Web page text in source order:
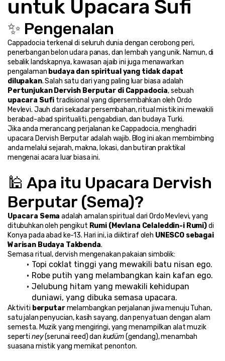
untuk Upacara Sufi
✨ Pengenalan
Cappadocia terkenal di seluruh dunia dengan cerobong peri,
penerbangan belon udara panas, dan lembah yang unik. Namun, di
sebalik landskapnya, kawasan ajaib ini juga menawarkan
pengalaman budaya dan spiritual yang tidak dapat
dilupakan
Pertunjukan Dervish Berputar di Cappadocia
upacara Sufi tradisional yang dipersembahkan oleh Ordo
Mevlevi. Jauh dari sekadar persembahan, ritual mistik ini mewakili
berabad-abad spiritualiti, pengabdian, dan budaya Turki.
Jika anda merancang perjalanan ke Cappadocia, menghadiri
upacara Dervish Berputar adalah wajib. Blog ini akan membimbing
anda melalui sejarah, makna, lokasi, dan butiran praktikal
mengenai acara luar biasa ini.
🕌 Apa itu Upacara Dervish
Berputar (Sema)?
Upacara Sema adalah amalan spiritual dari Ordo Mevlevi, yang
ditubuhkan oleh pengikut Rumi (Mevlana Celaleddin-i Rumi) di
Konya pada abad ke-13. Hari ini, ia diiktiraf oleh UNESCO sebagai
Warisan Budaya Takbenda.
Semasa ritual, dervish mengenakan pakaian simbolik:
Topi coklat tinggi yang mewakili batu nisan ego.
Robe putih yang melambangkan kain kafan ego.
Jelubung hitam yang mewakili kehidupan
duniawi, yang dibuka semasa upacara.
Aktiviti berputar melambangkan perjalanan jiwa menuju Tuhan,
satu jalan penyucian, kasih sayang, dan penyatuan dengan alam
semesta. Muzik yang mengiringi, yang menampilkan alat muzik
seperti ney (serunai reed) dan kudüm (gendang), menambah
suasana mistik yang memikat penonton.